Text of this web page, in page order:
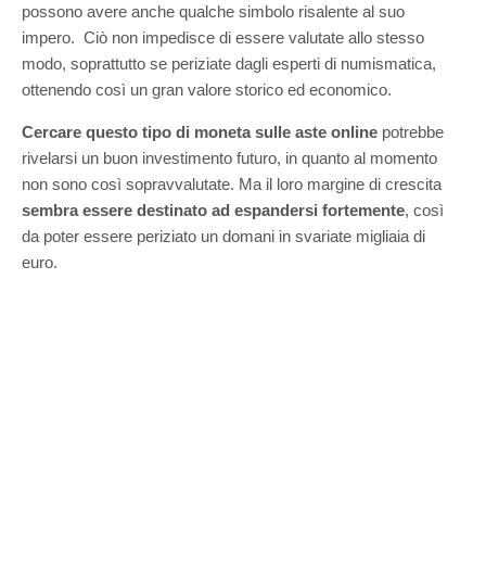
possono avere anche qualche simbolo risalente al suo
impero. Ciò non impedisce di essere valutate allo stesso
modo, soprattutto se periziate dagli esperti di numismatica,
ottenendo così un gran valore storico ed economico.
Cercare questo tipo di moneta sulle aste online potrebbe
rivelarsi un buon investimento futuro, in quanto al momento
non sono così sopravvalutate. Ma il loro margine di crescita
sembra essere destinato ad espandersi fortemente, così
da poter essere periziato un domani in svariate migliaia di
euro.